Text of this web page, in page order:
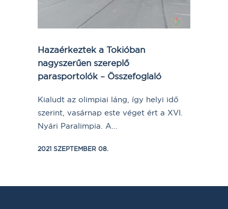
Hazaérkeztek a Tokióban
nagyszerűen szereplő
parasportolók – Összefoglaló
Kialudt az olimpiai láng, így helyi idő
szerint, vasárnap este véget ért a XVI.
Nyári Paralimpia. A...
2021 SZEPTEMBER 08.